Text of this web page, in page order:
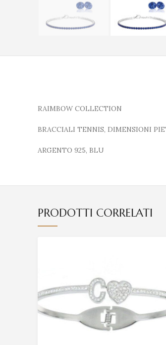
RAIMBOW COLLECTION
BRACCIALI TENNIS, DIMENSIONI
ARGENTO 925, BLU
PRODOTTI CORRELATI